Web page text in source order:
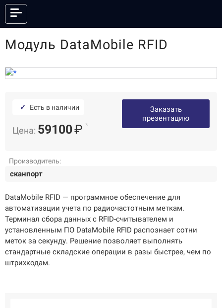
КАТАЛОГ
POS-СИСТЕМЫ
ПРИНТЕРЫ ЧЕКОВ
POS-ПЕРИФЕРИЯ
КАССЫ САМООБСЛУЖИВАНИЯ
ТОРГОВЫЕ ВЕСЫ
ГОТОВЫЕ КОМПЛЕКТЫ
О КОМПАНИИ
Подробнее о компании «POScenter» - одном из лидеров в сфере
производства кассового и весового оборудования.
КОНТАКТЫ
Модуль DataMobile RFID
Заказать
презентацию
✓ Есть в наличии
Цена: 59100₽ *
Производитель:
сканпорт
DataMobile RFID — программное обеспечение для
автоматизации учета по радиочастотным меткам.
Терминал сбора данных с RFID-считывателем и
установленным ПО DataMobile RFID распознает сотни
меток за секунду. Решение позволяет выполнять
стандартные складские операции в разы быстрее, чем по
штрихкодам.